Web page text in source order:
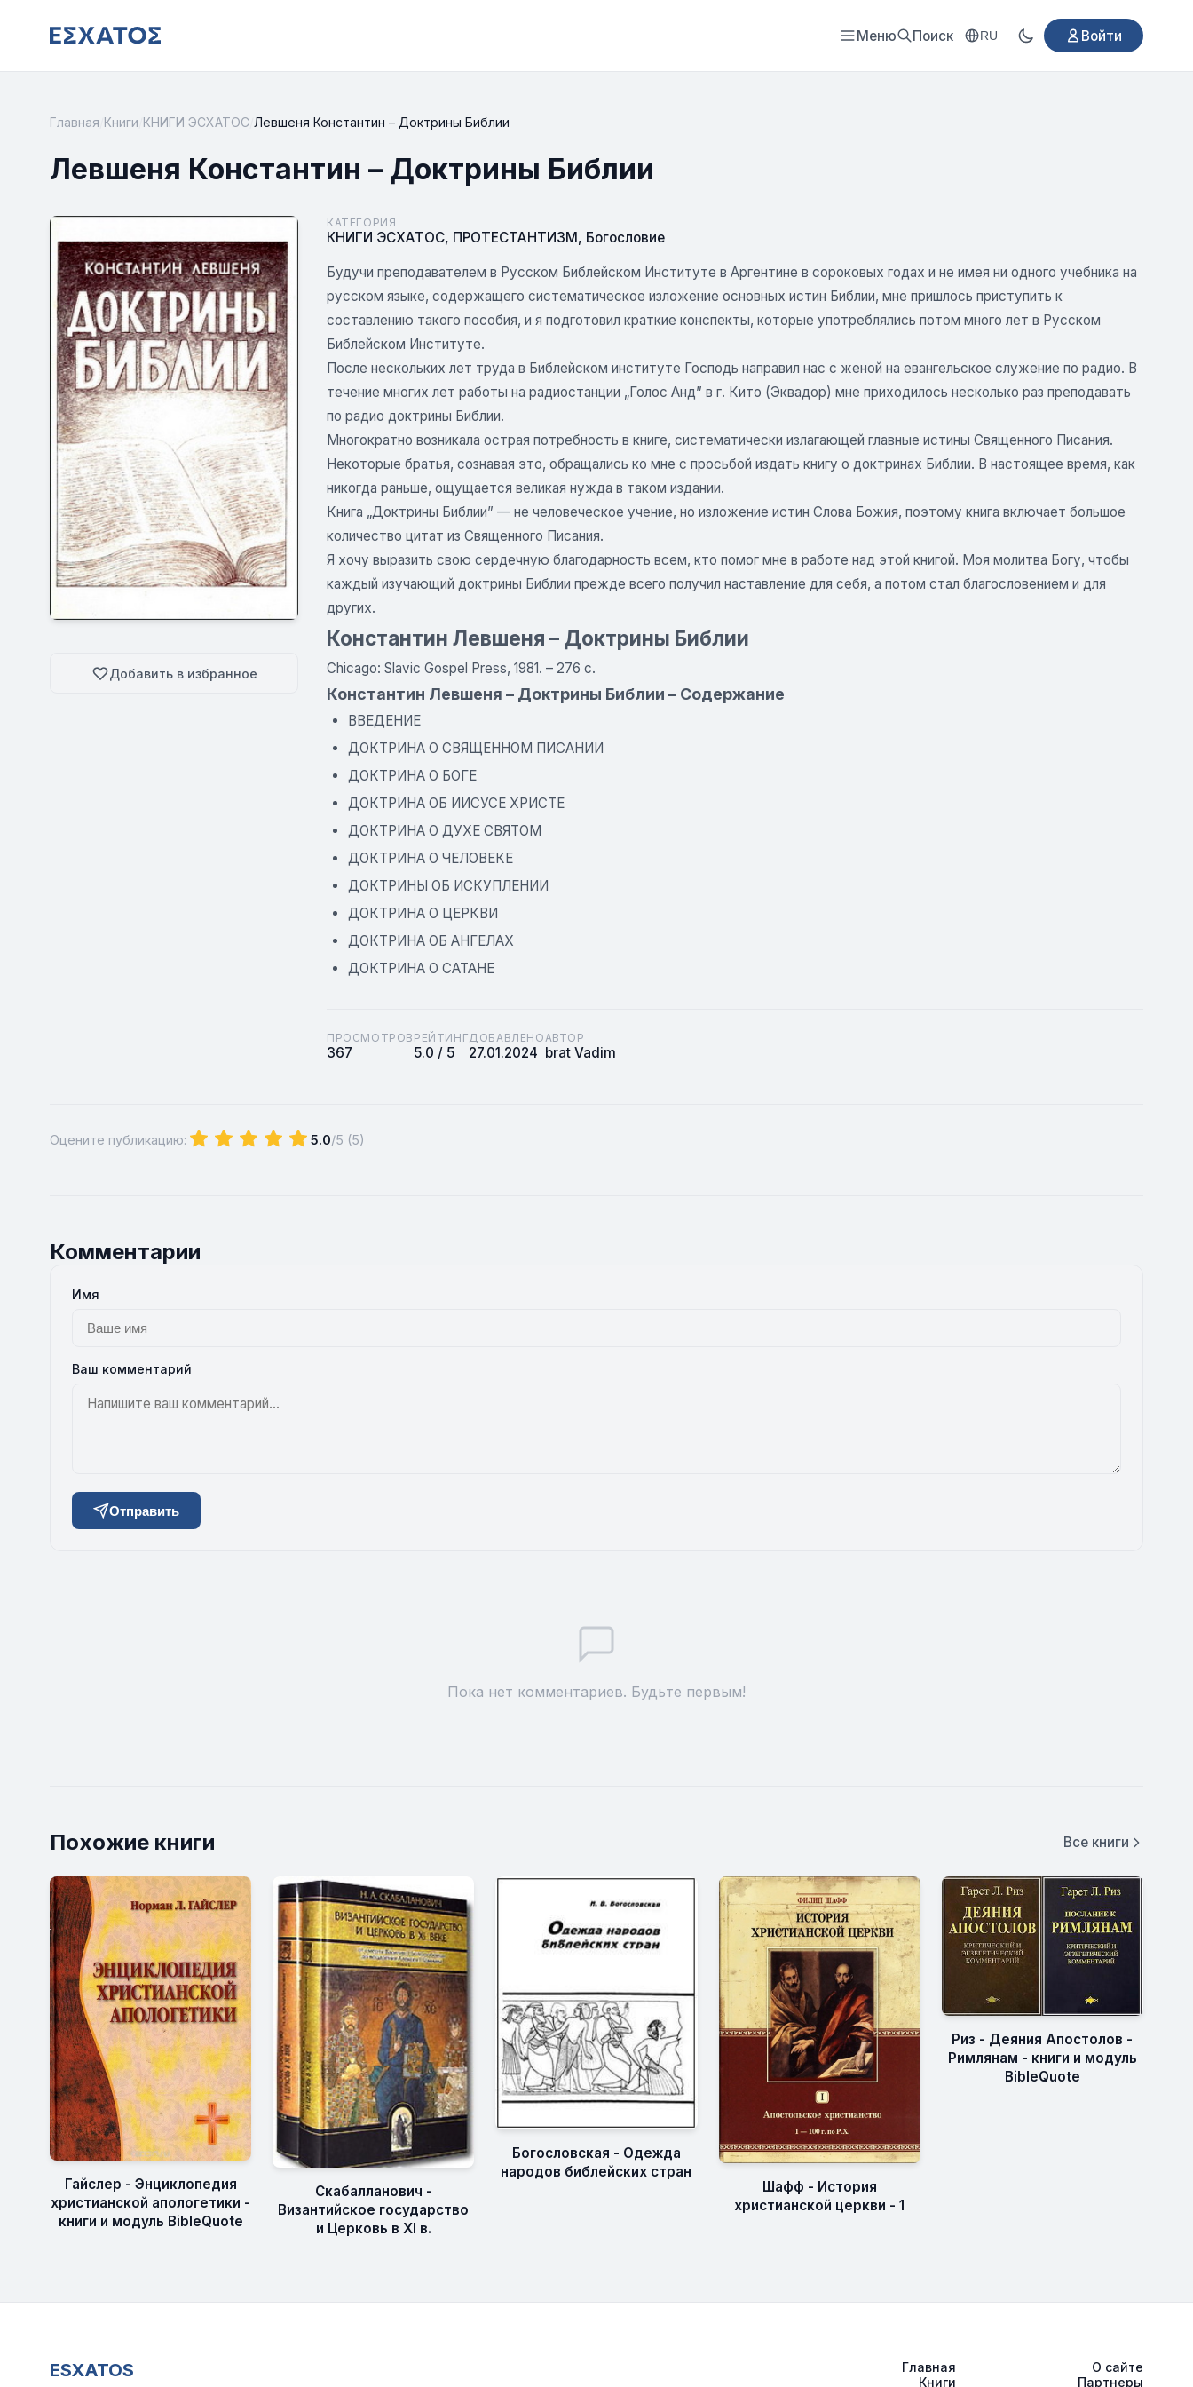
Меню Поиск RU Войти
Главная Книги КНИГИ ЭСХАТОС Левшеня Константин – Доктрины Библии
Левшеня Константин – Доктрины Библии
Добавить в избранное
КАТЕГОРИЯ
КНИГИ ЭСХАТОС, ПРОТЕСТАНТИЗМ, Богословие
Будучи преподавателем в Русском Библейском Институте в Аргентине в сороковых годах и не имея ни одного учебника на
русском языке, содержащего систематическое изложение основных истин Библии, мне пришлось приступить к
составлению такого пособия, и я подготовил краткие конспекты, которые употреблялись потом много лет в Русском
Библейском Институте.
После нескольких лет труда в Библейском институте Господь направил нас с женой на евангельское служение по радио. В
течение многих лет работы на радиостанции „Голос Анд” в г. Кито (Эквадор) мне приходилось несколько раз преподавать
по радио доктрины Библии.
Многократно возникала острая потребность в книге, систематически излагающей главные истины Священного Писания.
Некоторые братья, сознавая это, обращались ко мне с просьбой издать книгу о доктринах Библии. В настоящее время, как
никогда раньше, ощущается великая нужда в таком издании.
Книга „Доктрины Библии” — не человеческое учение, но изложение истин Слова Божия, поэтому книга включает большое
количество цитат из Священного Писания.
Я хочу выразить свою сердечную благодарность всем, кто помог мне в работе над этой книгой. Моя молитва Богу, чтобы
каждый изучающий доктрины Библии прежде всего получил наставление для себя, а потом стал благословением и для
других.
Константин Левшеня – Доктрины Библии
Chicago: Slavic Gospel Press, 1981. – 276 с.
Константин Левшеня – Доктрины Библии – Содержание
ВВЕДЕНИЕ
ДОКТРИНА О СВЯЩЕННОМ ПИСАНИИ
ДОКТРИНА О БОГЕ
ДОКТРИНА ОБ ИИСУСЕ ХРИСТЕ
ДОКТРИНА О ДУХЕ СВЯТОМ
ДОКТРИНА О ЧЕЛОВЕКЕ
ДОКТРИНЫ ОБ ИСКУПЛЕНИИ
ДОКТРИНА О ЦЕРКВИ
ДОКТРИНА ОБ АНГЕЛАХ
ДОКТРИНА О САТАНЕ
ПРОСМОТРОВ
367
РЕЙТИНГ
5.0 / 5
ДОБАВЛЕНО
27.01.2024
АВТОР
brat Vadim
Оцените публикацию: 5.0/5 (5)
Комментарии
Имя
Ваш комментарий
Отправить
Пока нет комментариев. Будьте первым!
Похожие книги Все книги
Гайслер - Энциклопедия
христианской апологетики -
книги и модуль BibleQuote
Скабалланович -
Византийское государство
и Церковь в XI в.
Богословская - Одежда
народов библейских стран
Шафф - История
христианской церкви - 1
Риз - Деяния Апостолов -
Римлянам - книги и модуль
BibleQuote
ESXATOS
Главная
Книги
О сайте
Партнеры